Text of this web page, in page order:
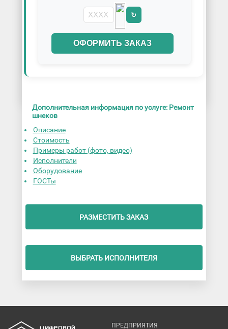
↻
ОФОРМИТЬ ЗАКАЗ
Дополнительная информация по услуге: Ремонт
шнеков
Описание
Стоимость
Примеры работ (фото, видео)
Исполнители
Оборудование
ГОСТы
РАЗМЕСТИТЬ ЗАКАЗ
ВЫБРАТЬ ИСПОЛНИТЕЛЯ
ПРЕДПРИЯТИЯ